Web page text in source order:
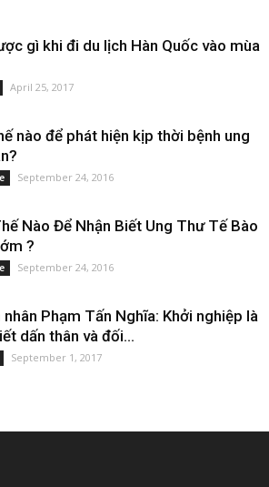
gì khi đi du lịch Hàn Quốc vào mùa
April 25, 2017
nào để phát hiện kịp thời bệnh ung
September 24, 2016
Nào Để Nhận Biết Ung Thư Tế Bào
?
September 24, 2016
nhân Phạm Tấn Nghĩa: Khởi nghiệp là
dấn thân và đối...
September 1, 2017